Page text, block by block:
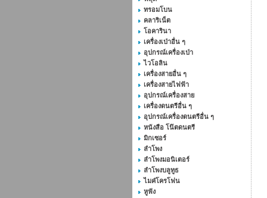
ทรอมโบน
คลาริเน็ต
โอคารินา
เครื่องเป่าอื่น ๆ
อุปกรณ์เครื่องเป่า
ไวโอลิน
เครื่องสายอื่น ๆ
เครื่องสายไฟฟ้า
อุปกรณ์เครื่องสาย
เครื่องดนตรีอื่น ๆ
อุปกรณ์เครื่องดนตรีอื่น ๆ
หนังสือ โน๊ตดนตรี
มิกเซอร์
ลำโพง
ลำโพงมอนิเตอร์
ลำโพงบลูทูธ
ไมค๋โครโฟน
หูฟัง